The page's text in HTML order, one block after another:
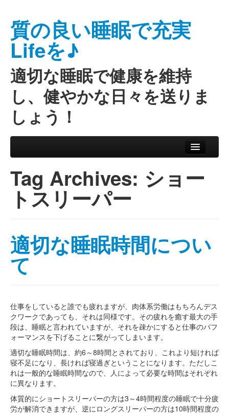
質の良い睡眠で充実
Lifeを♪
適切な睡眠で健康を維持
し、健やかな日々を送りま
しょう！
Main menu
Tag Archives: ショー
トスリーパー
適切な睡眠時間につい
て
仕事をしていると誰でも疲れますが、肉体系労働はもちろんデス
クワークであっても、それは同様です。その疲れを癒す最大の手
段は、睡眠と言われていますが、それを疎かにすると仕事のパフ
ォーマンスを下げることに繋がってしまいます。
適切な睡眠時間は、約6～8時間とされており、これより短ければ
寝不足になり、長ければ寝過ぎということになります。ただしこ
れは一般的な睡眠時間なので、人によって必要な時間はそれぞれ
に異なります。
体質的にショートスリーパーの方は3～4時間程度の睡眠で十分疲
労が解消できますが、逆にロングスリーパーの方は10時間程度の